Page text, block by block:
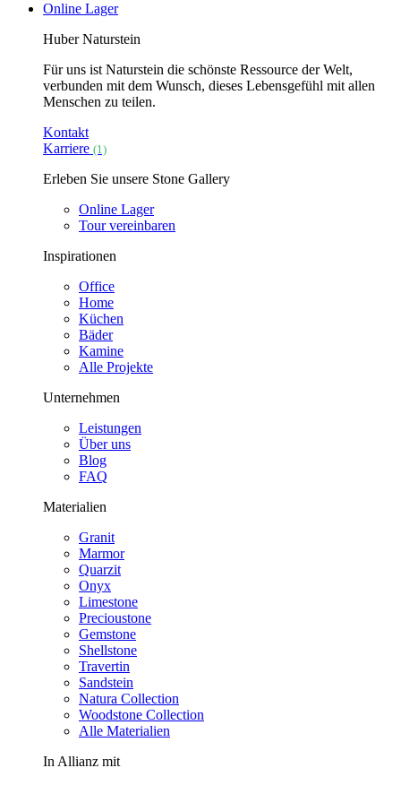
Online Lager
Huber Naturstein
Für uns ist Naturstein die schönste Ressource der Welt,
verbunden mit dem Wunsch, dieses Lebensgefühl mit allen
Menschen zu teilen.
Kontakt
Karriere (1)
Erleben Sie unsere Stone Gallery
Online Lager
Tour vereinbaren
Inspirationen
Office
Home
Küchen
Bäder
Kamine
Alle Projekte
Unternehmen
Leistungen
Über uns
Blog
FAQ
Materialien
Granit
Marmor
Quarzit
Onyx
Limestone
Precioustone
Gemstone
Shellstone
Travertin
Sandstein
Natura Collection
Woodstone Collection
Alle Materialien
In Allianz mit